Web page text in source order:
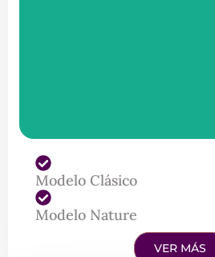
Modelo Clásico
Modelo Nature
VER MÁS